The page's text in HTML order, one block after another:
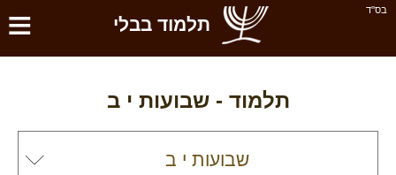
בס''ד ≡ תלמוד בבלי
תלמוד -שבועות י ב